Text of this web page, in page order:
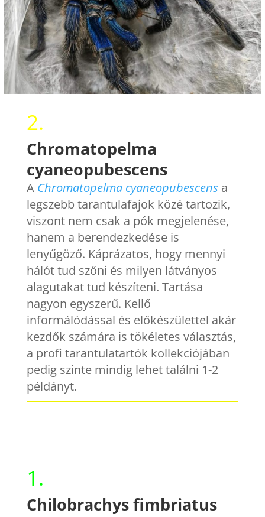
2.
Chromatopelma
cyaneopubescens
A Chromatopelma cyaneopubescens a
legszebb tarantulafajok közé tartozik,
viszont nem csak a pók megjelenése,
hanem a berendezkedése is
lenyűgöző. Káprázatos, hogy mennyi
hálót tud szőni és milyen látványos
alagutakat tud készíteni. Tartása
nagyon egyszerű. Kellő
informálódással és előkészülettel akár
kezdők számára is tökéletes választás,
a profi tarantulatartók kollekciójában
pedig szinte mindig lehet találni 1-2
példányt.
1.
Chilobrachys fimbriatus